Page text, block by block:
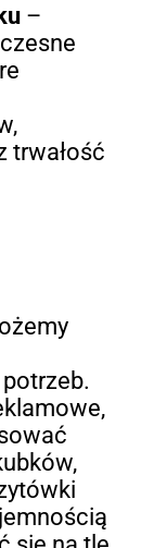
–
trwałość